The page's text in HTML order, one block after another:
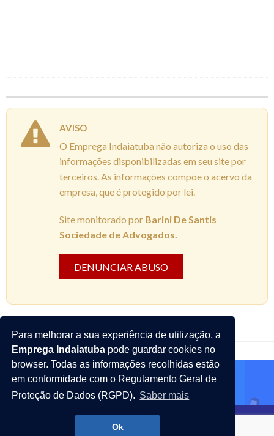
Para melhorar a sua experiência de utilização, a
Emprega Indaiatuba pode guardar cookies no
browser. Todas as informações recolhidas estão
em conformidade com o Regulamento Geral de
Proteção de Dados (RGPD). Saber mais
Ok
AVISO
O Emprega Indaiatuba não autoriza o uso das
informações disponibilizadas em seu site por
terceiros. As informações compõe o acervo da
empresa, que é protegido por lei.
Site monitorado por Barini De Santis
Sociedade de Advogados.
DENUNCIAR ABUSO
Emprega Indaiatuba - Todos os direitos reservados